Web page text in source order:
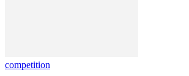
competition